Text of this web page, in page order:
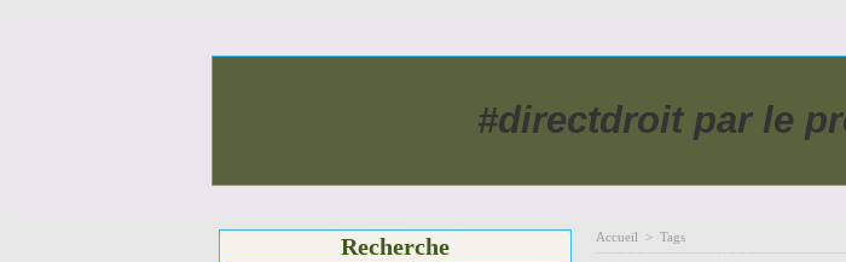
#directdroit par le
Recherche Accueil > Tags